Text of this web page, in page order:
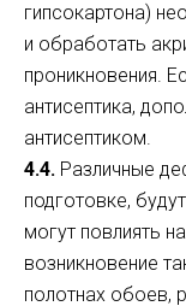
гипсокартона)
и обработать
проникновения.
антисептика,
антисептиком.
4.4. Различные
подготовке,
могут повлиять
возникновение
полотнах обоев,